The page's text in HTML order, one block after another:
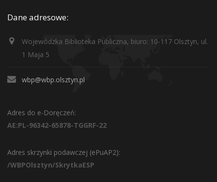
Dane adresowe:
Wojewódzka Biblioteka Publiczna, biuro: 10-117 Olsztyn, ul.
1 Maja 5
wbp@wbp.olsztyn.pl
Adres do e-Doręczeń:
AE:PL-96342-65878-TGGRF-22
Adres skrzynki podawczej (ePuAP2):
/WBPOlsztyn/SkrytkaESP